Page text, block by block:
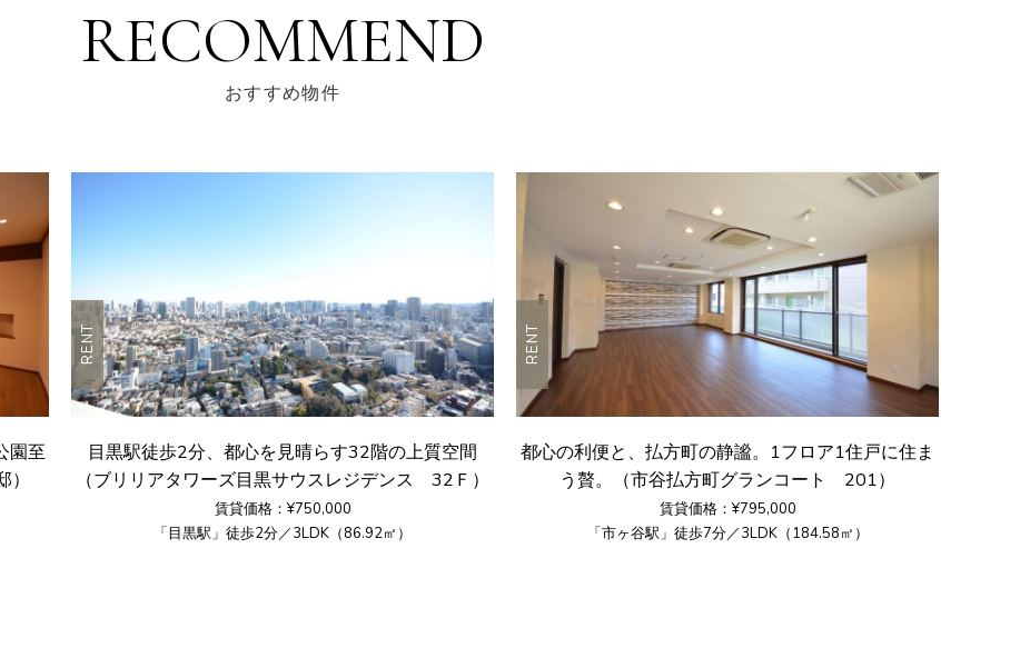
RECOMMEND
おすすめ物件
園至
RENT
目黒駅徒歩2分、都心を見晴らす32階の上質空間
（ブリリアタワーズ目黒サウスレジデンス 32Ｆ）
賃貸価格：¥750,000
「目黒駅」徒歩2分／3LDK（86.92㎡）
RENT
都心の利便と、払方町の静謐。1フロア1住戸に住ま
う贅。（市谷払方町グランコート 201）
賃貸価格：¥795,000
「市ヶ谷駅」徒歩7分／3LDK（184.58㎡）